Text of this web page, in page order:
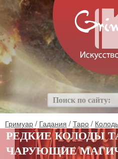
Гримуар / Гадания / Таро /
РЕДКИЕ КОЛОДЫ
ЧАРУЮЩИЕ